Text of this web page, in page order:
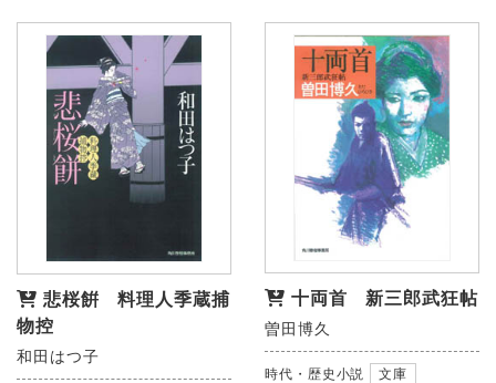
悲桜餠 料理人季蔵捕
物控
和田はつ子
十両首 新三郎武狂帖
曽田博久
時代・歴史小説 文庫